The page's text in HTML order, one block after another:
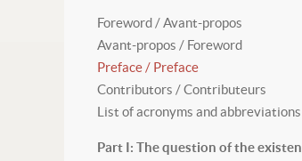
Foreword / Avant-propos
Avant-propos / Foreword
Preface / Preface
Contributors / Contributeurs
List of acronyms and
Part I: The question of the